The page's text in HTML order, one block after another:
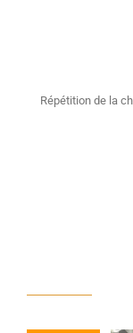
Répétition de la